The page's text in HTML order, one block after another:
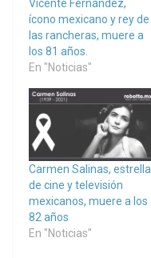
Vicente Fernández,
ícono mexicano y rey de
las rancheras, muere a
los 81 años.
En "Noticias"
Carmen Salinas, estrella
de cine y televisión
mexicanos, muere a los
82 años
En "Noticias"